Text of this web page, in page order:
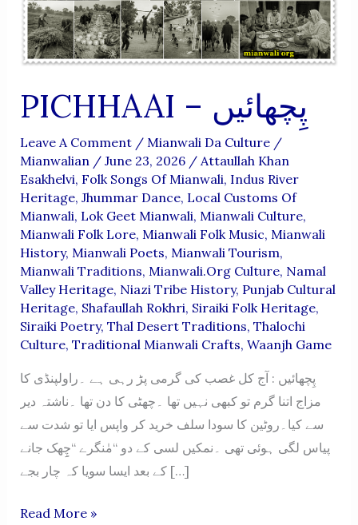
PICHHAAI – پِچھائیں
Leave A Comment / Mianwali Da Culture/
Mianwalian / June 23, 2026 / Attaullah Khan
Esakhelvi, Folk Songs Of Mianwali, Indus River
Heritage, Jhummar Dance, Local Customs Of
Mianwali, Lok Geet Mianwali, Mianwali Culture,
Mianwali Folk Lore, Mianwali Folk Music, Mianwali
History, Mianwali Poets, Mianwali Tourism,
Mianwali Traditions, Mianwali.org Culture, Namal
Valley Heritage, Niazi Tribe History, Punjab Cultural
Heritage, Shafaullah Rokhri, Siraiki Folk Heritage,
Siraiki Poetry, Thal Desert Traditions, Thalochi
Culture, Traditional Mianwali Crafts, Waanjh Game
پِچھائیں : آج کل غصب کی گرمی پڑ رہی ہے ۔راولپنڈی کا
مزاج اتنا گرم تو کبھی نہیں تھا ۔چھٹی کا دن تھا ۔ناشتہ دیر
سے کیا۔روٹین کا سودا سلف خرید کر واپس ایا تو شدت سے
پیاس لگی ہوئی تھی ۔نمکیں لسی کے دو “مٰنگرے “چِِھک جانے
کے بعد ایسا سویا کہ چار بجے […]
PICHHAAI
Read More »